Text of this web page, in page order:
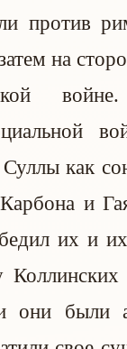
против
на
как
и
их и
они были